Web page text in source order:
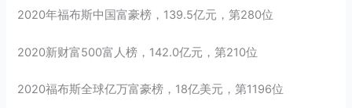
2020年福布斯中国富豪榜，139.5亿元，第280位
2020新财富500富人榜，142.0亿元，第210位
2020福布斯全球亿万富豪榜，18亿美元，第1196位